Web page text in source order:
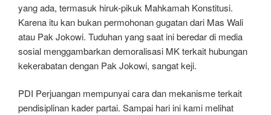
yang ada, termasuk hiruk-pikuk Mahkamah Konstitusi.
Karena itu kan bukan permohonan gugatan dari Mas Wali
atau Pak Jokowi. Tuduhan yang saat ini beredar di media
sosial menggambarkan demoralisasi MK terkait hubungan
kekerabatan dengan Pak Jokowi, sangat keji.
PDI Perjuangan mempunyai cara dan mekanisme terkait
pendisiplinan kader partai. Sampai hari ini kami melihat